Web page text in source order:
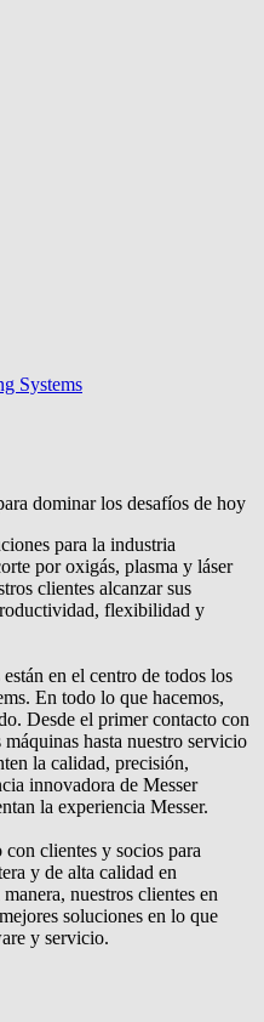
Systems
dominar los desafíos de hoy
para la industria
por oxigás, plasma y láser
clientes alcanzar sus
flexibilidad y
en el centro de todos los
En todo lo que hacemos,
Desde el primer contacto con
hasta nuestro servicio
la calidad, precisión,
innovadora de Messer
la experiencia Messer.
clientes y socios para
y de alta calidad en
nuestros clientes en
soluciones en lo que
y servicio.